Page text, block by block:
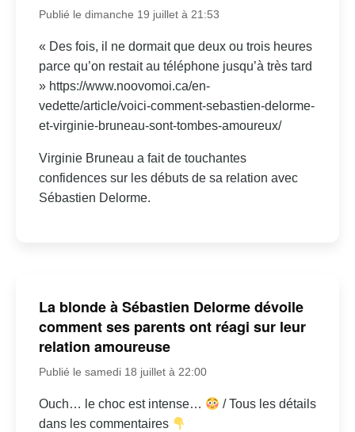
Publié le dimanche 19 juillet à 21:53
« Des fois, il ne dormait que deux ou trois heures
parce qu’on restait au téléphone jusqu’à très tard
» https://www.noovomoi.ca/en-
vedette/article/voici-comment-sebastien-delorme-
et-virginie-bruneau-sont-tombes-amoureux/
Virginie Bruneau a fait de touchantes
confidences sur les débuts de sa relation avec
Sébastien Delorme.
La blonde à Sébastien Delorme dévoile
comment ses parents ont réagi sur leur
relation amoureuse
Publié le samedi 18 juillet à 22:00
Ouch… le choc est intense…
/ Tous les détails
dans les commentaires